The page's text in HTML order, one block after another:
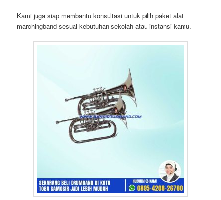
Kami juga siap membantu konsultasi untuk pilih paket alat
marchingband sesuai kebutuhan sekolah atau instansi kamu.